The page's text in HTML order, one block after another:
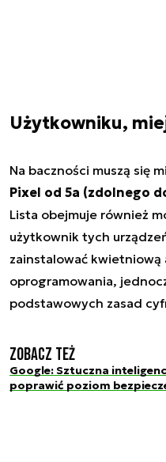
Użytkowniku,
Na baczności muszą się
Pixel od 5a (zdolnego
Lista obejmuje również
użytkownik tych
zainstalować kwietniową
oprogramowania,
podstawowych zasad
Zobacz też
Google: Sztuczna
poprawić poziom